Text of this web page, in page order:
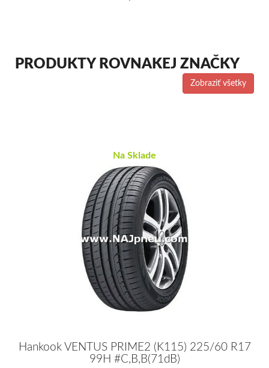
PRODUKTY ROVNAKEJ ZNAČKY
Zobraziť všetky
Na Sklade
Hankook VENTUS PRIME2 (K115) 225/60 R17
99H #C,B,B(71dB)